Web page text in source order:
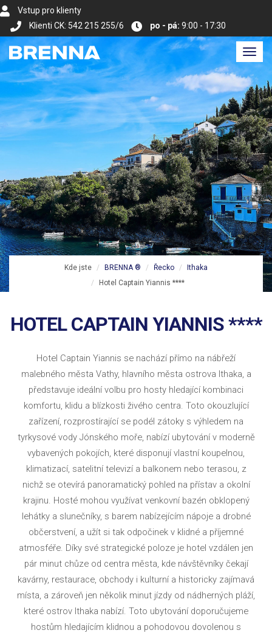
Vstup pro klienty
Klienti CK: 542 215 255/6
po - pá: 9:00 - 17:30
Kde jste BRENNA ® Řecko
Ithaka
Hotel Captain Yiannis ****
HOTEL CAPTAIN YIANNIS ****
Hotel Captain Yiannis se nachází přímo na nábřeží
malebného města Vathy, hlavního města ostrova Ithaka, a
představuje ideální volbu pro hosty hledající kombinaci
komfortu, klidu a blízkosti živého centra. Toto okouzlující
zařízení, rozprostírající se podél zátoky s výhledem na
tyrkysové vody Jónského moře, nabízí ubytování v moderně
vybavených pokojích, které disponují vlastní koupelnou,
klimatizací, satelitní televizí a balkonem nebo terasou, z
nichž se otevírá panoramatický pohled na přístav a okolní
krajinu. Hosté mohou využívat venkovní bazén obklopený
lehátky a slunečníky, s barem nabízejícím nápoje a drobné
občerstvení, a užít si tak odpočinek v klidné a příjemné
atmosféře. Díky své strategické poloze je hotel vzdálen jen
pár minut chůze od centra města, kde návštěvníky čekají
kavárny, restaurace, obchody i kulturní a historicky zajímavá
místa, a zároveň jen několik minut jízdy od nádherných pláží,
které ostrov Ithaka nabízí. Toto ubytování doporučujeme
hostům hledajícím klidnou a pohodovou dovolenou s